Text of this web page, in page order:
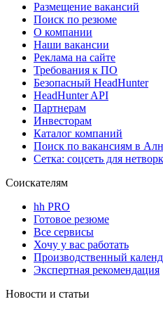
Размещение вакансий
Поиск по резюме
О компании
Наши вакансии
Реклама на сайте
Требования к ПО
Безопасный HeadHunter
HeadHunter API
Партнерам
Инвесторам
Каталог компаний
Поиск по вакансиям в
Сетка: соцсеть для
Соискателям
hh PRO
Готовое резюме
Все сервисы
Хочу у вас работать
Производственный
Экспертная рекомендация
Новости и статьи